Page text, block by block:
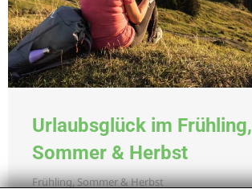
Urlaubsglück im Frühling,
Sommer & Herbst
Frühling, Sommer & Herbst